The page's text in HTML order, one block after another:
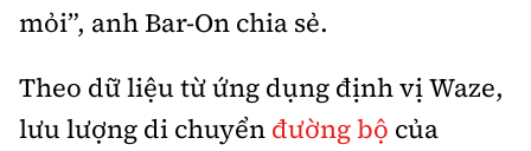
mỏi”, anh Bar-On chia sẻ.
Theo dữ liệu từ ứng dụng định vị Waze,
lưu lượng di chuyển đường bộ của